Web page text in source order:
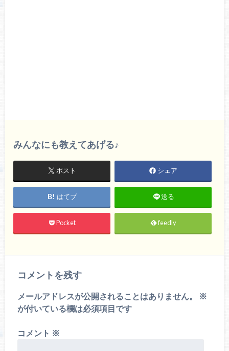
みんなにも教えてあげる♪
ポスト シェア
はてブ 送る
Pocket feedly
コメントを残す
メールアドレスが公開されることはありません。
※
が付いている欄は必須項目です
コメント ※